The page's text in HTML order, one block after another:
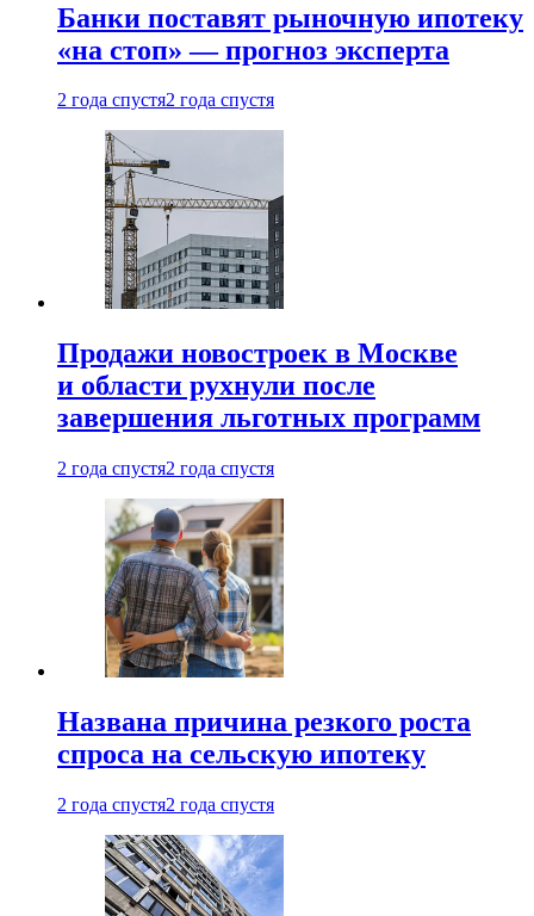
Банки поставят рыночную ипотеку
«на стоп» — прогноз эксперта
2 года спустя2 года спустя
Продажи новостроек в Москве
и области рухнули после
завершения льготных программ
2 года спустя2 года спустя
Названа причина резкого роста
спроса на сельскую ипотеку
2 года спустя2 года спустя